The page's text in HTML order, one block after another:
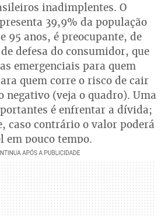
inadimplentes. O
39,9% da população
95 anos, é preocupante, de
defesa do consumidor, que
emergenciais para quem
quem corre o risco de cair
negativo (veja o quadro). Uma
é enfrentar a dívida;
caso contrário o valor poderá
em pouco tempo.